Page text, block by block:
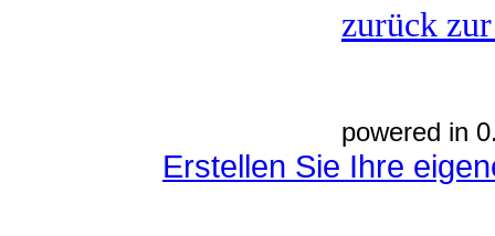
zurück
powered in
Erstellen Sie Ihre